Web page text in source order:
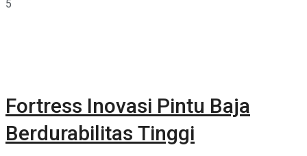
5
Fortress Inovasi Pintu Baja
Berdurabilitas Tinggi